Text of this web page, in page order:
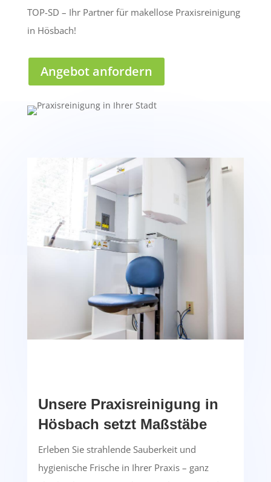
TOP-SD – Ihr Partner für makellose Praxisreinigung
in Hösbach!
Angebot anfordern
Unsere Praxisreinigung in
Hösbach setzt Maßstäbe
Erleben Sie strahlende Sauberkeit und
hygienische Frische in Ihrer Praxis – ganz